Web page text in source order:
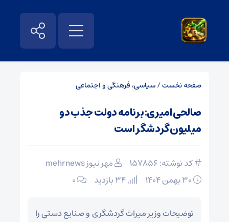
صفحه نخست/سیاسی، فرهنگی و اجتماعی
صالحی امیری: برنامه دولت جذب دو
میلیون گردشگر است
کد نوشته: 157856
مهر نیوز mehrnews
۰
توضیحات وزیر میراث گردشگری و صنایع دستی را